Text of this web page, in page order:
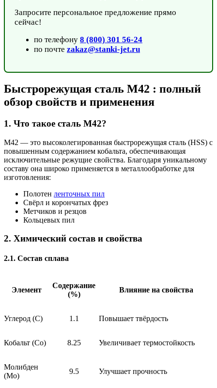
Запросите персональное предложение прямо
сейчас!
по телефону 8 (800) 301 56-24
по почте zakaz@stanki-jet.ru
Быстрорежущая сталь M42 : полный
обзор свойств и применения
1. Что такое сталь M42?
M42 — это высоколегированная быстрорежущая сталь (HSS) с
повышенным содержанием кобальта, обеспечивающая
исключительные режущие свойства. Благодаря уникальному
составу она широко применяется в металлообработке для
изготовления:
Полотен ленточных пил
Свёрл и корончатых фрез
Метчиков и резцов
Кольцевых пил
2. Химический состав и свойства
2.1. Состав сплава
Элемент
Содержание
(%)
Влияние на свойства
Углерод (C) 1.1 Повышает твёрдость
Кобальт (Co) 8.25 Увеличивает термостойкость
Молибден
(Mo)
9.5 Улучшает прочность